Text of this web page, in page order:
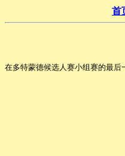
首
在多特蒙德候选人赛小组赛的最